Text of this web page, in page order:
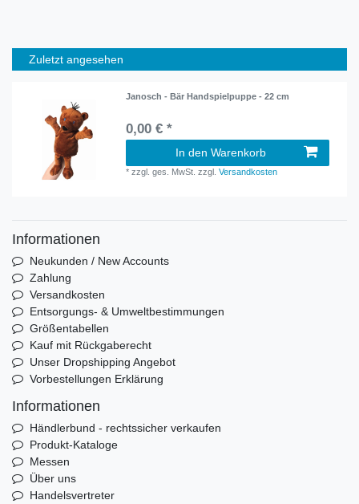
Zuletzt angesehen
Janosch - Bär Handspielpuppe - 22 cm
0,00 € *
In den Warenkorb
*zzgl. ges. MwSt. zzgl.Versandkosten
Informationen
Neukunden / New Accounts
Zahlung
Versandkosten
Entsorgungs- & Umweltbestimmungen
Größentabellen
Kauf mit Rückgaberecht
Unser Dropshipping Angebot
Vorbestellungen Erklärung
Informationen
Händlerbund - rechtssicher verkaufen
Produkt-Kataloge
Messen
Über uns
Handelsvertreter